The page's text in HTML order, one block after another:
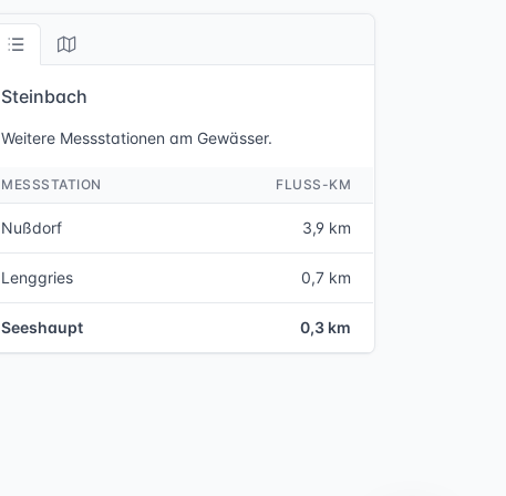
Steinbach
Weitere Messstationen am Gewässer.
MESSSTATION FLUSS-KM
Nußdorf 3,9 km
Lenggries 0,7 km
Seeshaupt 0,3 km